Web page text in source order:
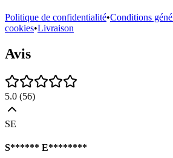
Politique de confidentialité•Conditions
cookies•Livraison
Avis
5.0 (56)
SE
S****** E********